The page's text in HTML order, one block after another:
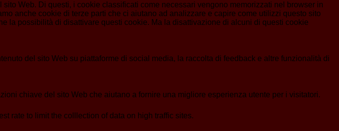
Web. Di questi, i cookie classificati come necessari vengono memorizzati nel browser in
anche cookie di terze parti che ci aiutano ad analizzare e capire come utilizzi questo sito
la possibilità di disattivare questi cookie. Ma la disattivazione di alcuni di questi cookie
del sito Web su piattaforme di social media, la raccolta di feedback e altre funzionalità di
chiave del sito Web che aiutano a fornire una migliore esperienza utente per i visitatori.
rate to limit the colllection of data on high traffic sites.